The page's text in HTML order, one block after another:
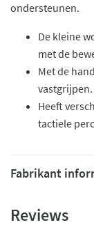
ondersteunen.
De kleine
met de
Met de
vastgrijpen.
Heeft
tactiele
Fabrikant
Reviews